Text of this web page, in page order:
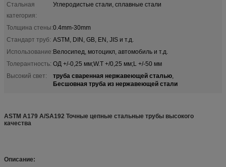
Стальная
категория:
Углеродистые стали, сплавные стали
Толщина стены:0.4mm-30mm
Стандарт труб: ASTM, DIN, GB, EN, JIS и т.д.
Использование:Велосипед, мотоцикл, автомобиль и т.д.
Толерантность: ОД +/-0,25 мм;W.T +/0,25 мм;L +/-50 мм
Высокий свет:
труба сваренная нержавеющей сталью,
Бесшовная труба из нержавеющей стали
ASTM A179 A/SA192 Точные цепные стальные трубы высокого
качества
Описание: